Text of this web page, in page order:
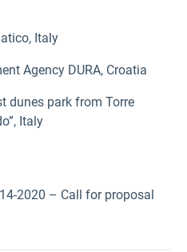
Italy
Agency DURA, Croatia
dunes park from Torre
Italy
2020 – Call for proposal